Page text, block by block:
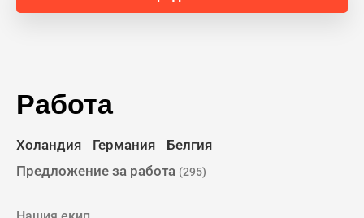
Работа
Холандия Германия
Белгия
Предложение за работа (295)